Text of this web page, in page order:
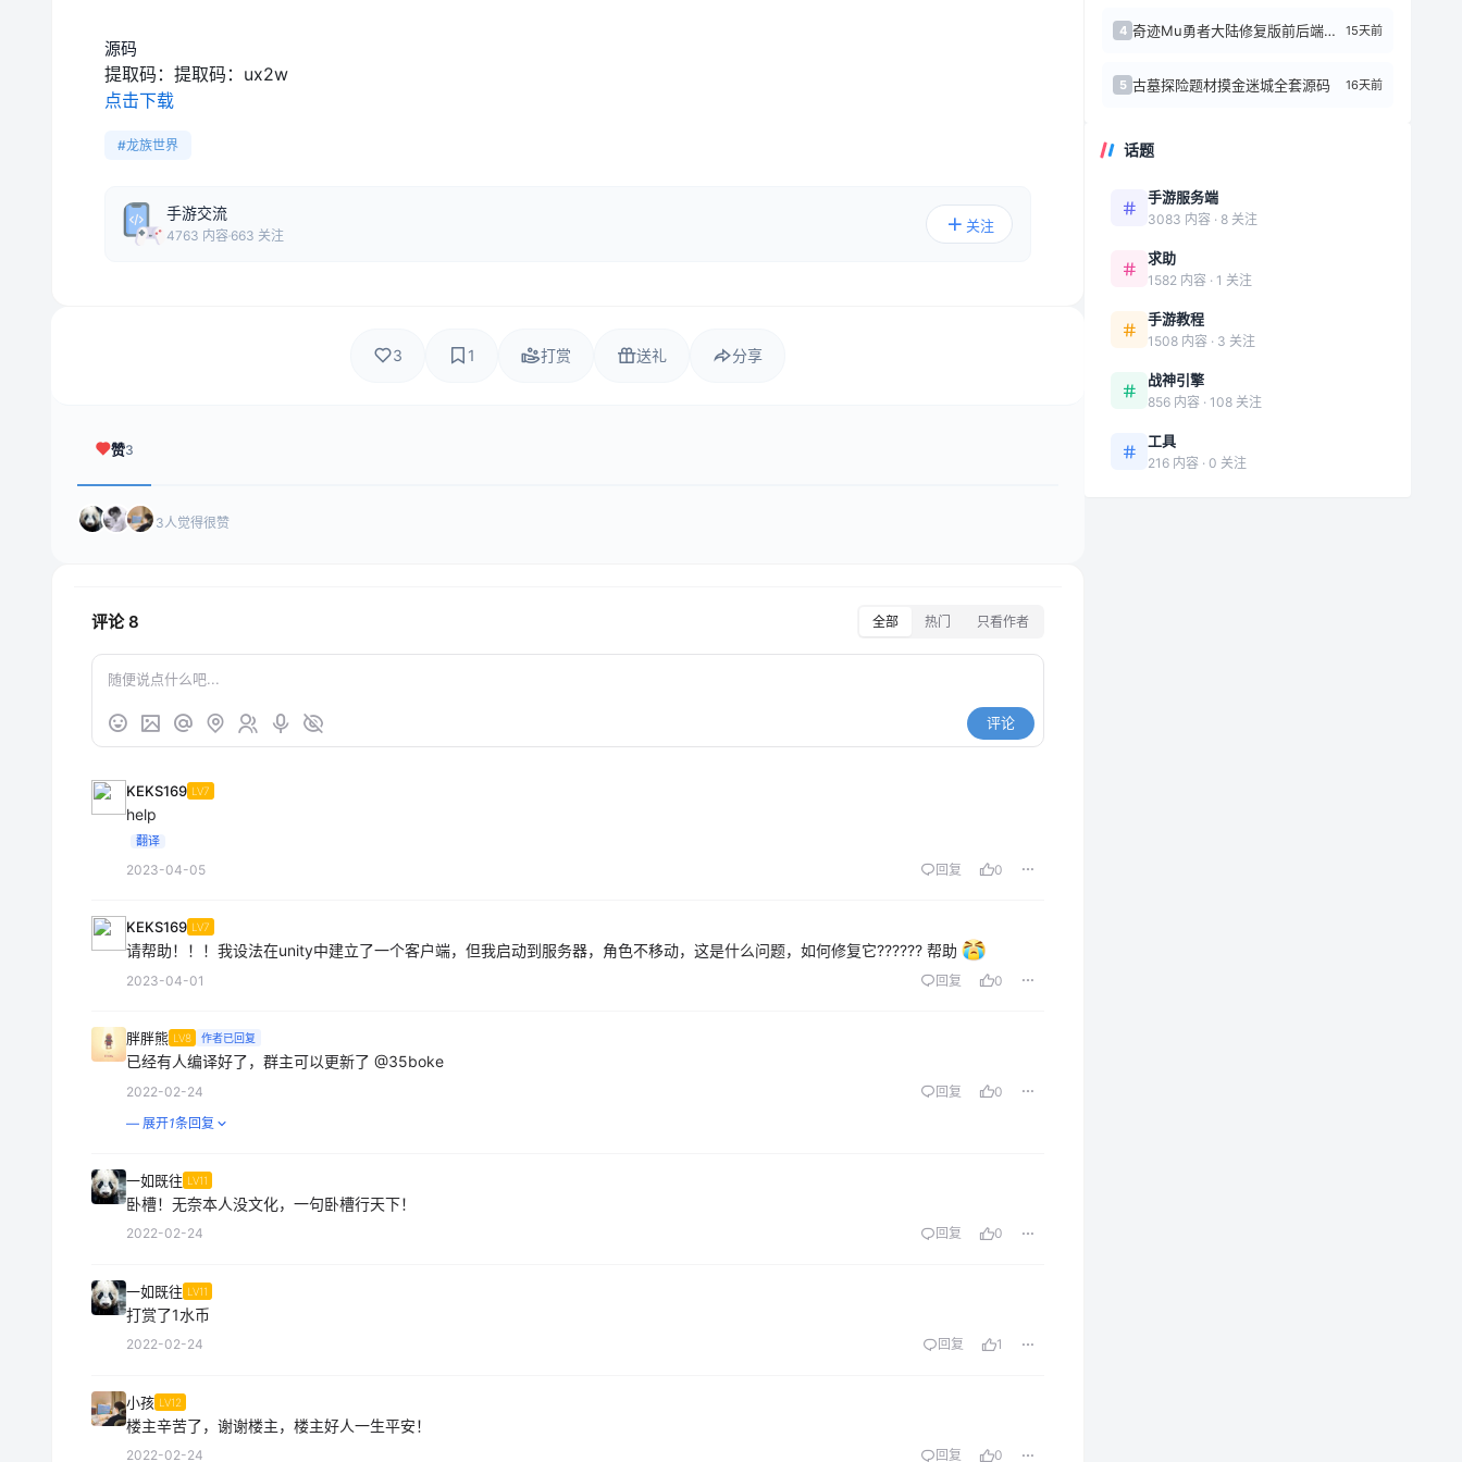
源码
提取码： 提取码：ux2w
点击下载
#龙族世界
手游交流
4763 内容 663 关注
关注
3 1 打赏 送礼 分享
赞3
3人觉得很赞
评论8 全部 热门 只看作者
评论
KEKS169 LV7
help
翻译
2023-04-05 回复 0
KEKS169 LV7
请帮助！！！我设法在unity中建立了一个客户端，但我启动到服务器，角色不移动，这是什么问题，如何修复它?????? 帮助
2023-04-01 回复 0
胖胖熊 LV8 作者已回复
已经有人编译好了，群主可以更新了 @35boke
2022-02-24 回复
0
— 展开1条回复
一如既往 LV11
卧槽！无奈本人没文化，一句卧槽行天下！
2022-02-24 回复 0
一如既往 LV11
打赏了1水币
2022-02-24 回复 1
小孩 LV12
楼主辛苦了，谢谢楼主，楼主好人一生平安！
2022-02-24 回复 0
4 奇迹Mu勇者大陆修复版前后端源代码+Linux手工端 15天前
5 古墓探险题材摸金迷城全套源码 16天前
话题
手游服务端
3083 内容 · 8 关注
求助
1582 内容 · 1 关注
手游教程
1508 内容 · 3 关注
战神引擎
856 内容 · 108 关注
工具
216 内容 · 0 关注